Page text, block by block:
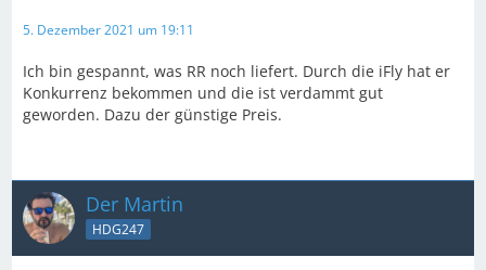
5. Dezember 2021 um 19:11
Ich bin gespannt, was RR noch liefert. Durch die iFly hat er
Konkurrenz bekommen und die ist verdammt gut
geworden. Dazu der günstige Preis.
Der Martin
HDG247